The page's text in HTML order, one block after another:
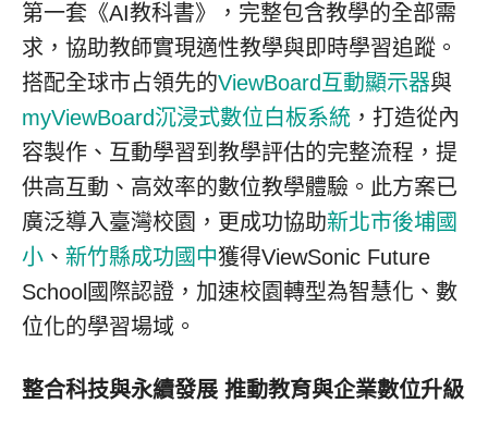
第一套《AI教科書》，完整包含教學的全部需
求，協助教師實現適性教學與即時學習追蹤。
搭配全球市占領先的ViewBoard互動顯示器與
myViewBoard沉浸式數位白板系統 ，打造從內
容製作、互動學習到教學評估的完整流程，提
供高互動、高效率的數位教學體驗。此方案已
廣泛導入臺灣校園，更成功協助新北市後埔國
小 、 新竹縣成功國中獲得ViewSonic Future
School國際認證，加速校園轉型為智慧化、數
位化的學習場域。
整合科技與永續發展 推動教育與企業數位升級